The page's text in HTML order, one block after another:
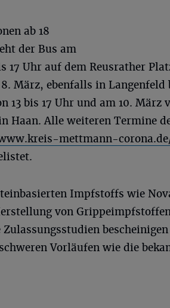
ab 18
der Bus am
17 Uhr auf dem Reusrather
März, ebenfalls in Langenfeld
13 bis 17 Uhr und am 10. März
Haan. Alle weiteren Termine
mettmann-
Impfstoffs wie
von
Vorläufen wie die